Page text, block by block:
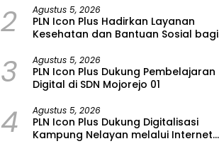
Lansia di Malang
2 Agustus 5, 2026
PLN Icon Plus Hadirkan Layanan
Kesehatan dan Bantuan Sosial bagi
3 Agustus 5, 2026
PLN Icon Plus Dukung Pembelajaran
Digital di SDN Mojorejo 01
4 Agustus 5, 2026
PLN Icon Plus Dukung Digitalisasi
Kampung Nelayan melalui Internet